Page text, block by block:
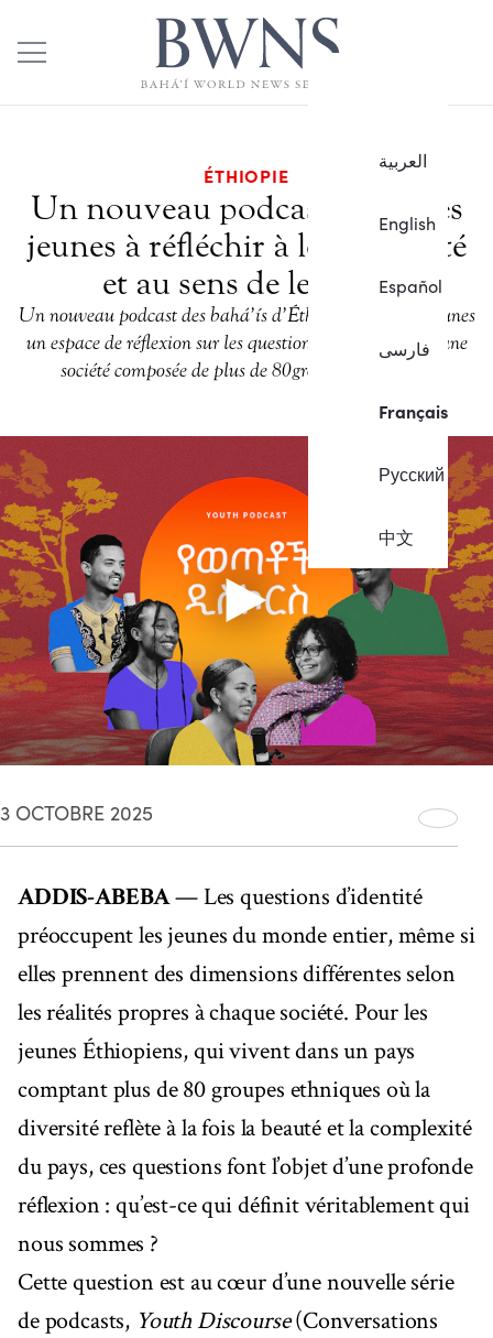
العربية
English
Español
فارسی
Français
Русский
中文
ÉTHIOPIE
Un nouveau podcast invite les
jeunes à réfléchir à leur identité
et au sens de leur vie
Un nouveau podcast des bahá’ís d’Éthiopie offre aux jeunes
un espace de réflexion sur les questions d’identité dans une
société composée de plus de 80 groupes ethniques.
3 OCTOBRE 2025
ADDIS-ABEBA— Les questions d’identité
préoccupent les jeunes du monde entier, même si
elles prennent des dimensions différentes selon
les réalités propres à chaque société. Pour les
jeunes Éthiopiens, qui vivent dans un pays
comptant plus de 80 groupes ethniques où la
diversité reflète à la fois la beauté et la complexité
du pays, ces questions font l’objet d’une profonde
réflexion : qu’est-ce qui définit véritablement qui
nous sommes ?
Cette question est au cœur d’une nouvelle série
de podcasts, Youth Discourse(Conversations